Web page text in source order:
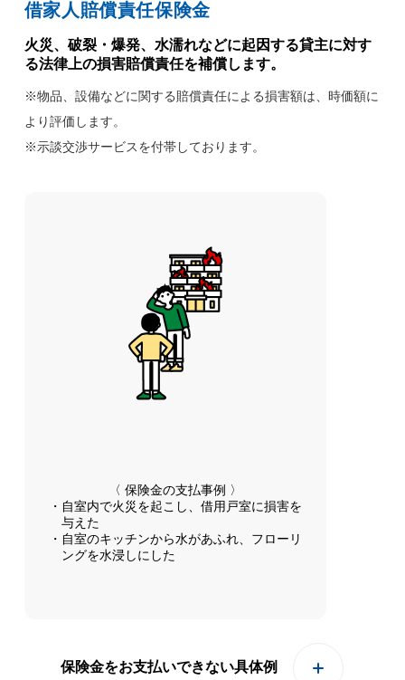
借家人賠償責任保険金
火災、破裂・爆発、水濡れなどに起因する貸主に対す
る法律上の損害賠償責任を補償します。
※物品、設備などに関する賠償責任による損害額は、時価額に
より評価します。
※示談交渉サービスを付帯しております。
〈 保険金の支払事例 〉
自室内で火災を起こし、借用戸室に損害を
与えた
自室のキッチンから水があふれ、フローリ
ングを水浸しにした
保険金をお支払いできない具体例